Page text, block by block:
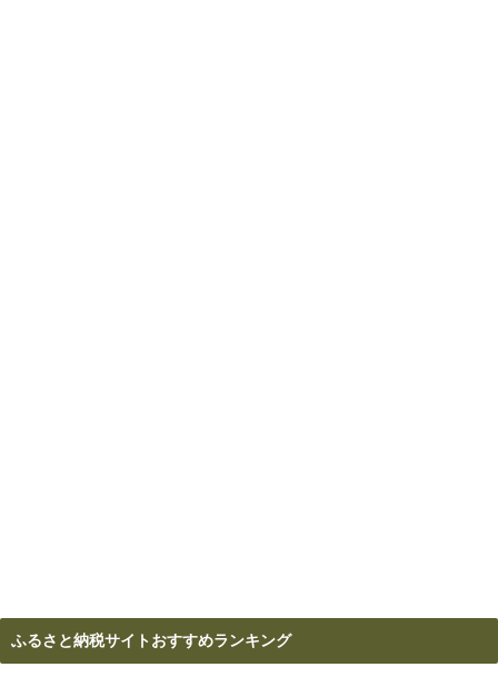
ふるさと納税サイトおすすめランキング